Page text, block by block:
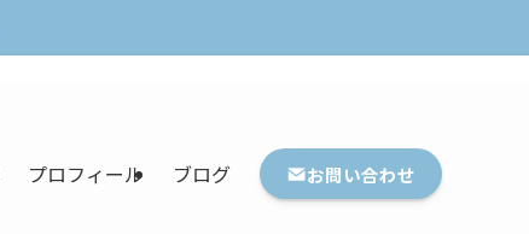
プロフィール ブログ お問い合わせ